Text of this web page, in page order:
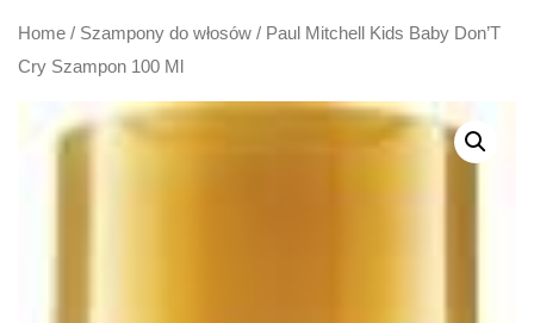
Home / Szampony do włosów / Paul Mitchell Kids Baby Don’T
Cry Szampon 100 Ml